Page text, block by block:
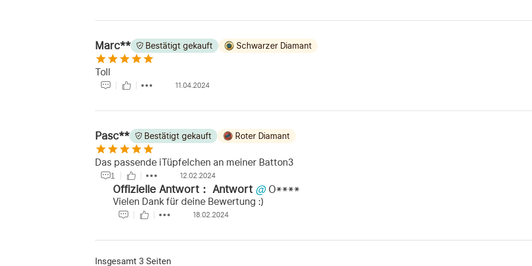
Marc** Bestätigt gekauft Schwarzer Diamant
Toll
11.04.2024
Pasc** Bestätigt gekauft Roter Diamant
Das passende iTüpfelchen an meiner Batton3
1 12.02.2024
Offizielle Antwort： Antwort @ O****
Vielen Dank für deine Bewertung :)
18.02.2024
Insgesamt 3 Seiten